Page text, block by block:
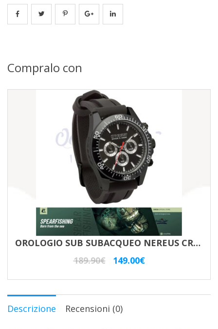
Compralo con
OROLOGIO SUB SUBACQUEO NEREUS CRONOGRAFO CRESSI NERO
189.90€
Il
189.90€.
149.00€Il
Descrizione Recensioni (0)